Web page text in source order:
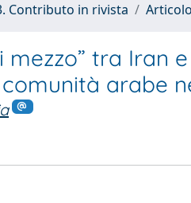
Contributo in rivista
mezzo” tra Iran
arabe